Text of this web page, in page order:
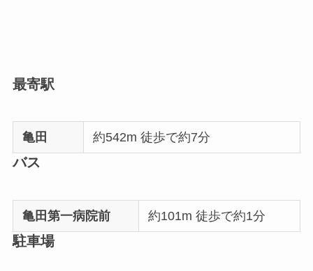
最寄駅
亀田 約542m 徒歩で約7分
バス
亀田第一病院前 約101m 徒歩で約1分
駐車場